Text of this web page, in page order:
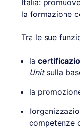
Italia:
la formazione
Tra le sue
la
Unitsulla
la
competenze